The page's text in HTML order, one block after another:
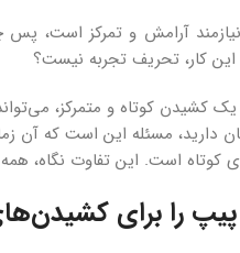
آرامش و تمرکز است، پس
این کار، تحریف تجربه نیست؟
کشیدن کوتاه و متمرکز،
دارید، مسئله این است که آن
کوتاه است. این تفاوت نگاه،
را برای